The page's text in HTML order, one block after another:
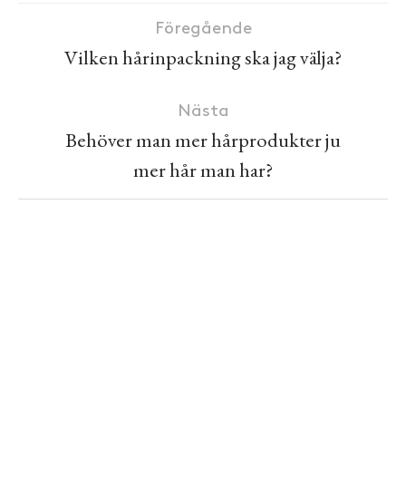
Föregående
Vilken hårinpackning ska jag välja?
Nästa
Behöver man mer hårprodukter ju
mer hår man har?